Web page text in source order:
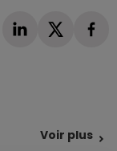
Voir plus